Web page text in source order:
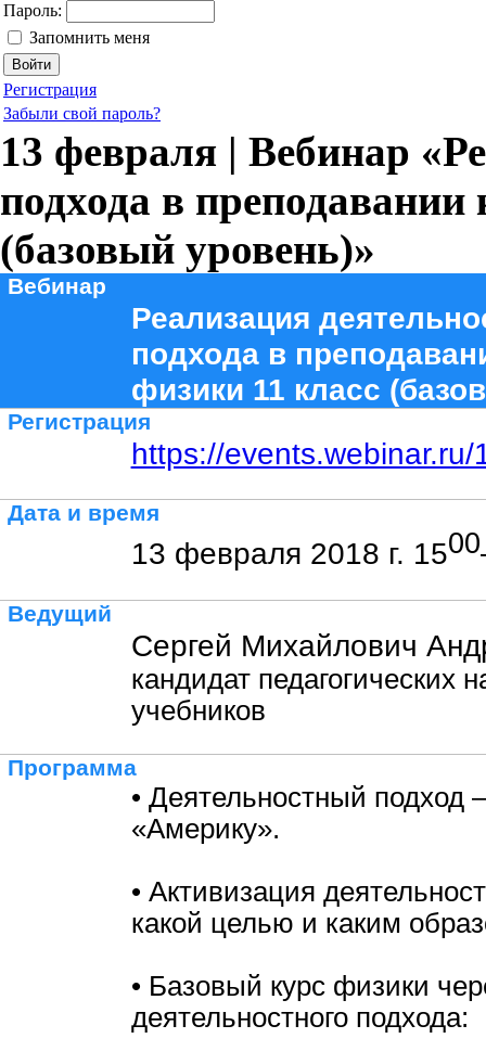
Пароль:
Запомнить меня
Регистрация
Забыли свой пароль?
13 февраля | Вебинар
подхода в преподавании
(базовый уровень)»
Вебинар
Реализация
подхода в
физики 11 класс
Регистрация
https://
Дата и время
13 февраля 2018 г. 1500
Ведущий
Сергей Михайлович
кандидат педагогических
учебников
Программа
• Деятельностный подход
«Америку».
• Активизация
какой целью и каким
• Базовый курс физики
деятельностного подхода: